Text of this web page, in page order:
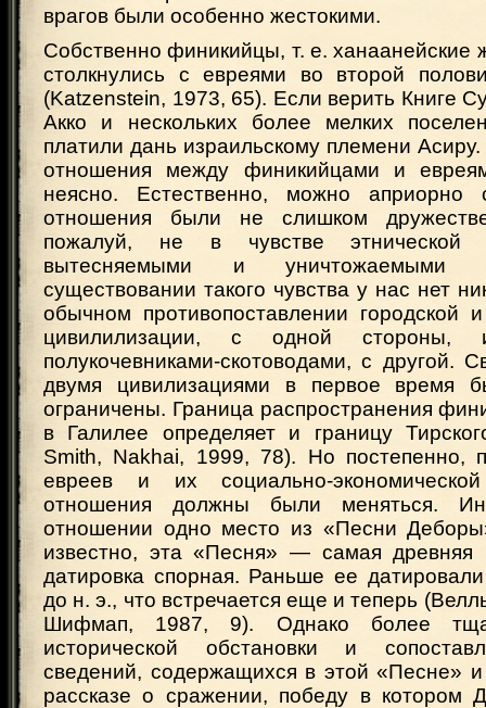
врагов были особенно жестокими.
Собственно финикийцы, т. е. ханаанейские
столкнулись с евреями во второй
(Katzenstein, 1973, 65). Если верить Книге
Акко и нескольких более мелких
платили дань израильскому племени
отношения между финикийцами и
неясно. Естественно, можно априорно
отношения были не слишком
пожалуй, не в чувстве этнической
вытесняемыми и уничтожаемыми
существовании такого чувства у нас нет
обычном противопоставлении городской
цивилилизации, с одной стороны,
полукочевниками-скотоводами, с другой.
двумя цивилизациями в первое время
ограничены. Граница распространения
в Галилее определяет и границу
Smith, Nakhai, 1999, 78). Но постепенно,
евреев и их социально-
отношения должны были меняться.
отношении одно место из «Песни
известно, эта «Песня» — самая древняя
датировка спорная. Раньше ее
до н. э., что встречается еще и теперь
Шифмап, 1987, 9). Однако более
исторической обстановки и
сведений, содержащихся в этой «Песне»
рассказе о сражении, победу в котором